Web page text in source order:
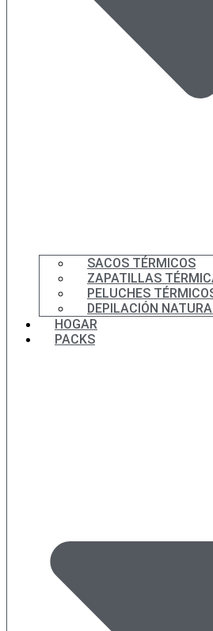
SACOS TÉRMICOS
ZAPATILLAS
PELUCHES
DEPILACIÓN
HOGAR
PACKS